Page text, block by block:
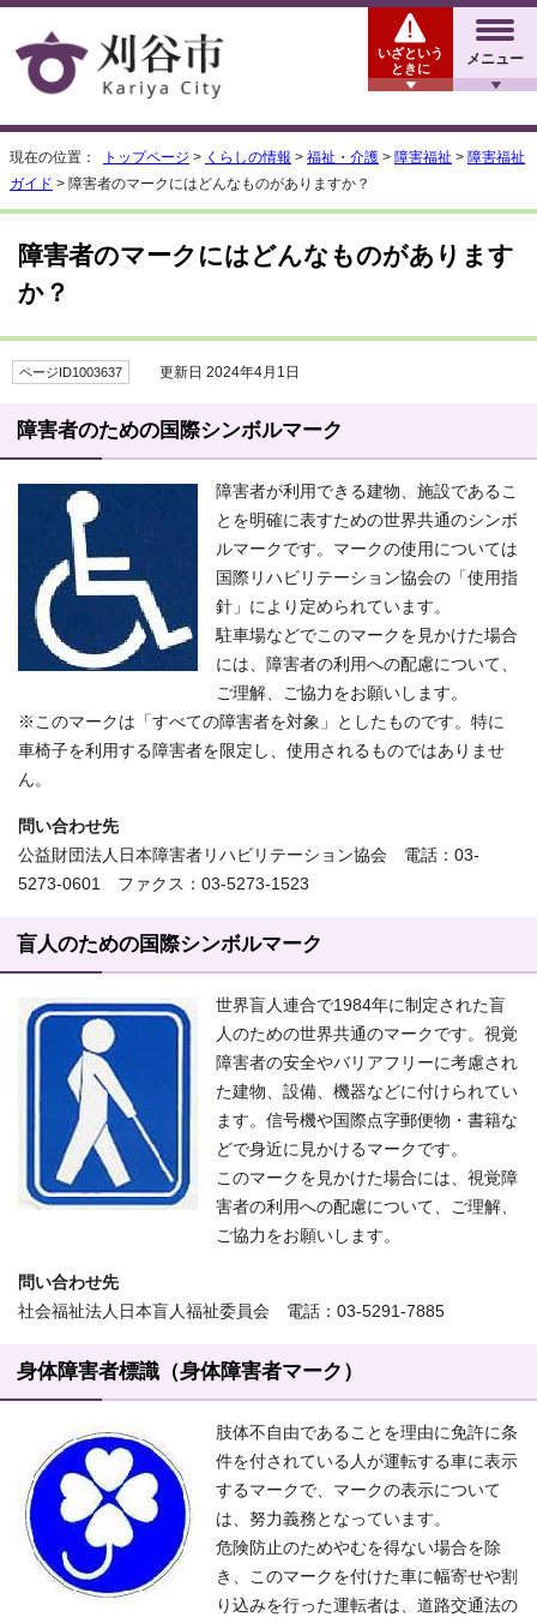
メニュー
いざという
ときに
現在の位置： トップページ > くらしの情報 > 福祉・介護 > 障害福祉 > 障害福祉
ガイド > 障害者のマークにはどんなものがありますか？
障害者のマークにはどんなものがあります
か？
ページID1003637 更新日 2024年4月1日
障害者のための国際シンボルマーク
障害者が利用できる建物、施設であるこ
とを明確に表すための世界共通のシンボ
ルマークです。マークの使用については
国際リハビリテーション協会の「使用指
針」により定められています。
駐車場などでこのマークを見かけた場合
には、障害者の利用への配慮について、
ご理解、ご協力をお願いします。
※このマークは「すべての障害者を対象」としたものです。特に
車椅子を利用する障害者を限定し、使用されるものではありませ
ん。
問い合わせ先
公益財団法人日本障害者リハビリテーション協会 電話：03-
5273-0601 ファクス：03-5273-1523
盲人のための国際シンボルマーク
世界盲人連合で1984年に制定された盲
人のための世界共通のマークです。視覚
障害者の安全やバリアフリーに考慮され
た建物、設備、機器などに付けられてい
ます。信号機や国際点字郵便物・書籍な
どで身近に見かけるマークです。
このマークを見かけた場合には、視覚障
害者の利用への配慮について、ご理解、
ご協力をお願いします。
問い合わせ先
社会福祉法人日本盲人福祉委員会 電話：03-5291-7885
身体障害者標識（身体障害者マーク）
肢体不自由であることを理由に免許に条
件を付されている人が運転する車に表示
するマークで、マークの表示について
は、努力義務となっています。
危険防止のためやむを得ない場合を除
き、このマークを付けた車に幅寄せや割
り込みを行った運転者は、道路交通法の